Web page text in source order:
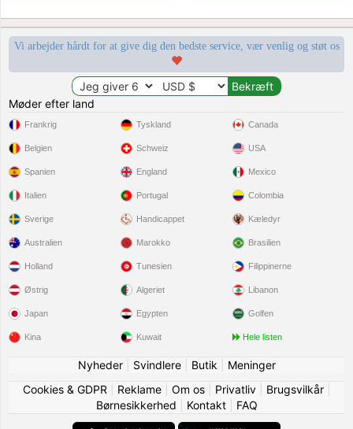
Vi arbejder hårdt for at give dig den bedste service, vær venlig og støt os
Møder efter land
Frankrig
Belgien
Spanien
Italien
Sverige
Tyskland
Schweiz
England
Portugal
Handicappet
Canada
USA
Mexico
Colombia
Kæledyr
Australien
Holland
Østrig
Japan
Kina
Marokko
Tunesien
Algeriet
Egypten
Kuwait
Brasilien
Filippinerne
Libanon
Golfen
Hele listen
Nyheder| Svindlere| Butik
Meninger
Cookies & GDPR
Reklame| Om os| Privatliv| Brugsvilkår|
Børnesikkerhed
Kontakt| FAQ